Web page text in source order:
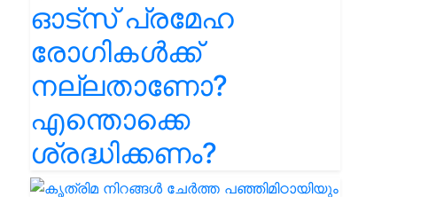
ഓട്സ് പ്രമേഹ
രോഗികൾക്ക്
നല്ലതാണോ?
എന്തൊക്കെ
ശ്രദ്ധിക്കണം?